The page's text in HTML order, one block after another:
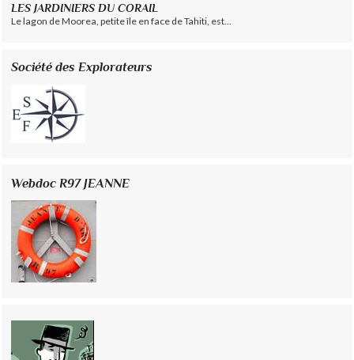
LES JARDINIERS DU CORAIL
Le lagon de Moorea, petite île en face de Tahiti, est...
Société des Explorateurs
Webdoc R97 JEANNE